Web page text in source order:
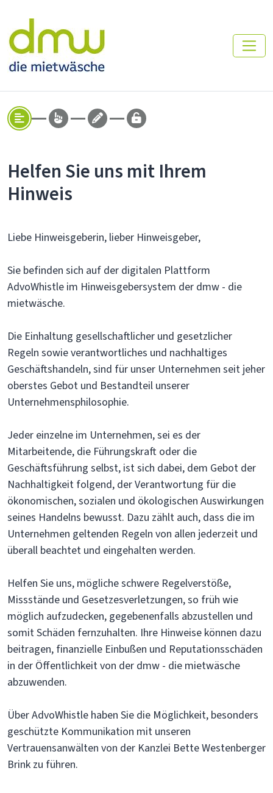
Helfen Sie uns mit Ihrem
Hinweis
Liebe Hinweisgeberin, lieber Hinweisgeber,
Sie befinden sich auf der digitalen Plattform
AdvoWhistle im Hinweisgebersystem der dmw - die
mietwäsche.
Die Einhaltung gesellschaftlicher und gesetzlicher
Regeln sowie verantwortliches und nachhaltiges
Geschäftshandeln, sind für unser Unternehmen seit jeher
oberstes Gebot und Bestandteil unserer
Unternehmensphilosophie.
Jeder einzelne im Unternehmen, sei es der
Mitarbeitende, die Führungskraft oder die
Geschäftsführung selbst, ist sich dabei, dem Gebot der
Nachhaltigkeit folgend, der Verantwortung für die
ökonomischen, sozialen und ökologischen Auswirkungen
seines Handelns bewusst. Dazu zählt auch, dass die im
Unternehmen geltenden Regeln von allen jederzeit und
überall beachtet und eingehalten werden.
Helfen Sie uns, mögliche schwere Regelverstöße,
Missstände und Gesetzesverletzungen, so früh wie
möglich aufzudecken, gegebenenfalls abzustellen und
somit Schäden fernzuhalten. Ihre Hinweise können dazu
beitragen, finanzielle Einbußen und Reputationsschäden
in der Öffentlichkeit von der dmw - die mietwäsche
abzuwenden.
Über AdvoWhistle haben Sie die Möglichkeit, besonders
geschützte Kommunikation mit unseren
Vertrauensanwälten von der Kanzlei Bette Westenberger
Brink zu führen.